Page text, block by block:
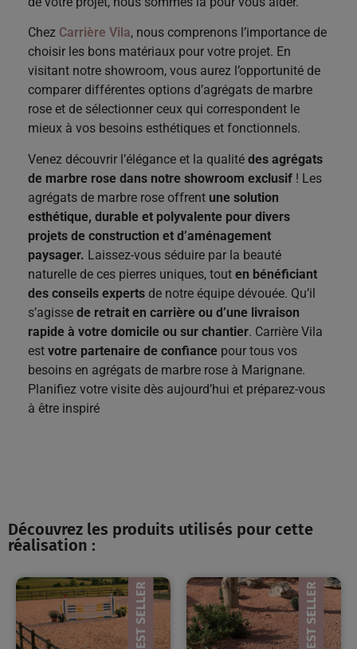
Chez Carrière Vila, nous comprenons l’importance de
choisir les bons matériaux pour votre projet. En
visitant notre showroom, vous aurez l’opportunité de
comparer différentes options d’agrégats de marbre
rose et de sélectionner ceux qui correspondent le
mieux à vos besoins esthétiques et fonctionnels.
Venez découvrir l’élégance et la qualité des agrégats
de marbre rose dans notre showroom exclusif ! Les
agrégats de marbre rose offrent une solution
esthétique, durable et polyvalente pour divers
projets de construction et d’aménagement
paysager. Laissez-vous séduire par la beauté
naturelle de ces pierres uniques, tout en bénéficiant
des conseils experts de notre équipe dévouée. Qu’il
s’agisse de retrait en carrière ou d’une livraison
rapide à votre domicile ou sur chantier. Carrière Vila
est votre partenaire de confiance pour tous vos
besoins en agrégats de marbre rose à Marignane.
Planifiez votre visite dès aujourd’hui et préparez-vous
à être inspiré
Découvrez les produits utilisés pour cette
réalisation :